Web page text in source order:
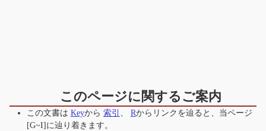
このページに関するご案内
この文書は Keyから 索引 Rからリンクを辿ると、当ページ
[G~I]に辿り着きます。